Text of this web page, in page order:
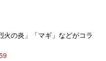
火の炎」「マギ」などがコラ